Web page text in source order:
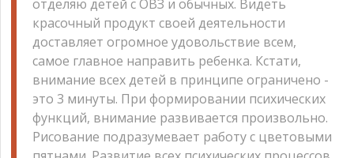
отделяю детей с ОВЗ и обычных. Видеть
красочный продукт своей деятельности
доставляет огромное удовольствие всем,
самое главное направить ребенка. Кстати,
внимание всех детей в принципе ограничено -
это 3 минуты. При формировании психических
функций, внимание развивается произвольно.
Рисование подразумевает работу с цветовыми